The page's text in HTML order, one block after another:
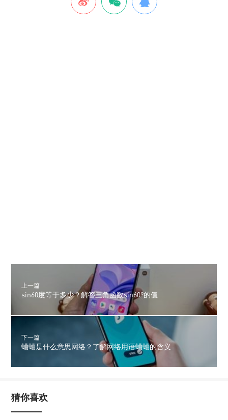
上一篇
sin60度等于多少？解答三角函数sin60°的值
下一篇
蛐蛐是什么意思网络？了解网络用语蛐蛐的含义
猜你喜欢